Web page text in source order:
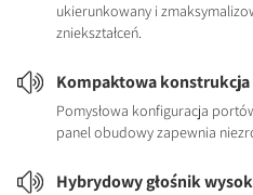
ukierunkowany i
zniekształceń.
Kompaktowa
Pomysłowa konfiguracja
panel obudowy zapewnia
Hybrydowy głośnik